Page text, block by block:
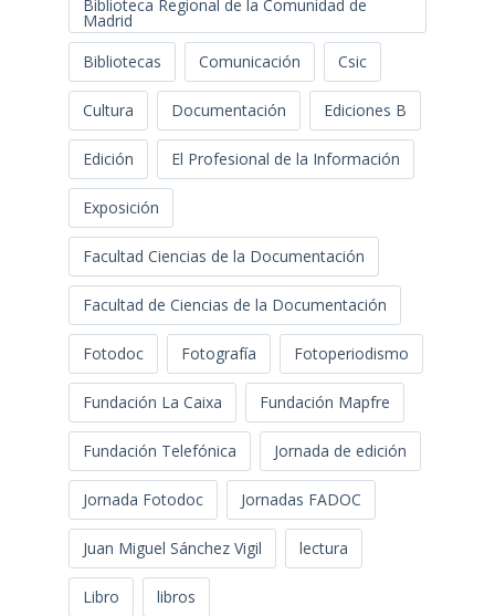
Biblioteca Regional de la Comunidad de
Madrid
Bibliotecas
Comunicación Csic
Cultura Documentación Ediciones B
Edición El Profesional de la Información
Exposición
Facultad Ciencias de la Documentación
Facultad de Ciencias de la Documentación
Fotodoc Fotografía Fotoperiodismo
Fundación La Caixa Fundación Mapfre
Fundación Telefónica Jornada de edición
Jornada Fotodoc Jornadas FADOC
Juan Miguel Sánchez Vigil lectura
Libro libros